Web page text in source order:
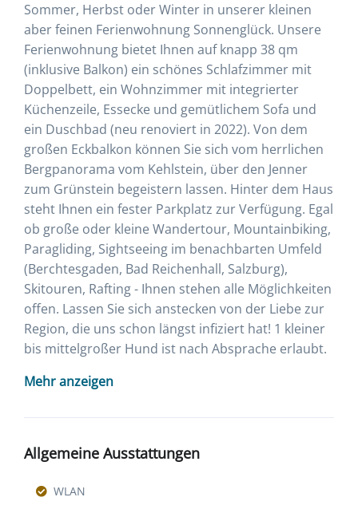
Sommer, Herbst oder Winter in unserer kleinen
aber feinen Ferienwohnung Sonnenglück. Unsere
Ferienwohnung bietet Ihnen auf knapp 38 qm
(inklusive Balkon) ein schönes Schlafzimmer mit
Doppelbett, ein Wohnzimmer mit integrierter
Küchenzeile, Essecke und gemütlichem Sofa und
ein Duschbad (neu renoviert in 2022). Von dem
großen Eckbalkon können Sie sich vom herrlichen
Bergpanorama vom Kehlstein, über den Jenner
zum Grünstein begeistern lassen. Hinter dem Haus
steht Ihnen ein fester Parkplatz zur Verfügung. Egal
ob große oder kleine Wandertour, Mountainbiking,
Paragliding, Sightseeing im benachbarten Umfeld
(Berchtesgaden, Bad Reichenhall, Salzburg),
Skitouren, Rafting - Ihnen stehen alle Möglichkeiten
offen. Lassen Sie sich anstecken von der Liebe zur
Region, die uns schon längst infiziert hat! 1 kleiner
bis mittelgroßer Hund ist nach Absprache erlaubt.
Mehr anzeigen
Allgemeine Ausstattungen
WLAN